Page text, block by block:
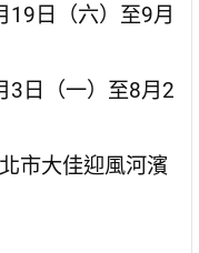
19日（六）至9月
3日（一）至8月2
市大佳迎風河濱